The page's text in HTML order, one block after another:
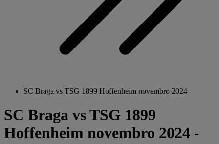
SC Braga vs TSG 1899 Hoffenheim novembro 2024
SC Braga vs TSG 1899
Hoffenheim novembro 2024 -